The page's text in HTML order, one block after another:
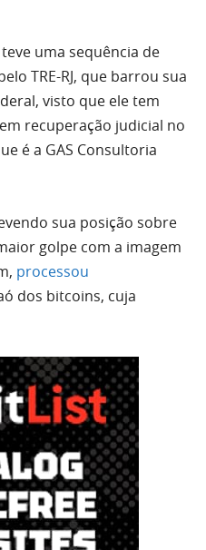
uma sequência de
TRE-RJ, que barrou sua
visto que ele tem
recuperação judicial no
é a GAS Consultoria
sua posição sobre
golpe com a imagem
processou
dos bitcoins, cuja